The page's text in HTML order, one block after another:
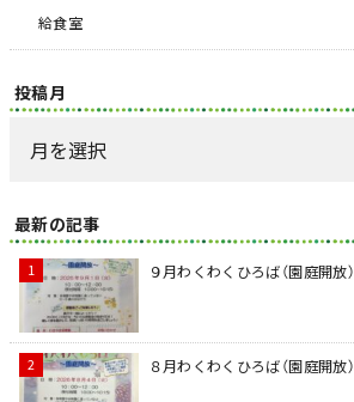
給食室
投稿月
最新の記事
９月わくわくひろば（園庭開放）
８月わくわくひろば（園庭開放）